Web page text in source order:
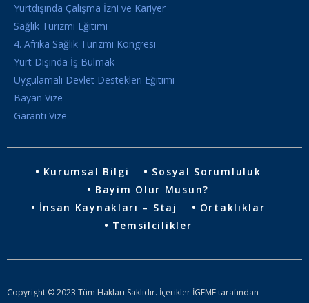
Yurtdışında Çalışma İzni ve Kariyer
Sağlık Turizmi Eğitimi
4. Afrika Sağlık Turizmi Kongresi
Yurt Dışında İş Bulmak
Uygulamalı Devlet Destekleri Eğitimi
Bayan Vize
Garanti Vize
Kurumsal Bilgi
Sosyal Sorumluluk
Bayim Olur Musun?
İnsan Kaynakları – Staj
Ortaklıklar
Temsilcilikler
Copyright © 2023 Tüm Hakları Saklıdır. İçerikler İGEME tarafından